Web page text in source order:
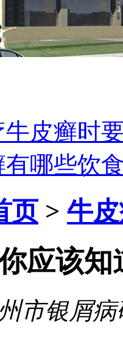
牛皮癣时
有哪些饮
页> 牛
应该知
市银屑